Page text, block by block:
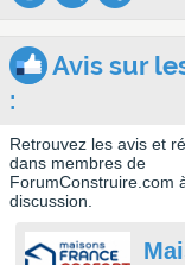
Avis sur
:
Retrouvez les avis et
dans membres de
ForumConstruire.com
discussion.